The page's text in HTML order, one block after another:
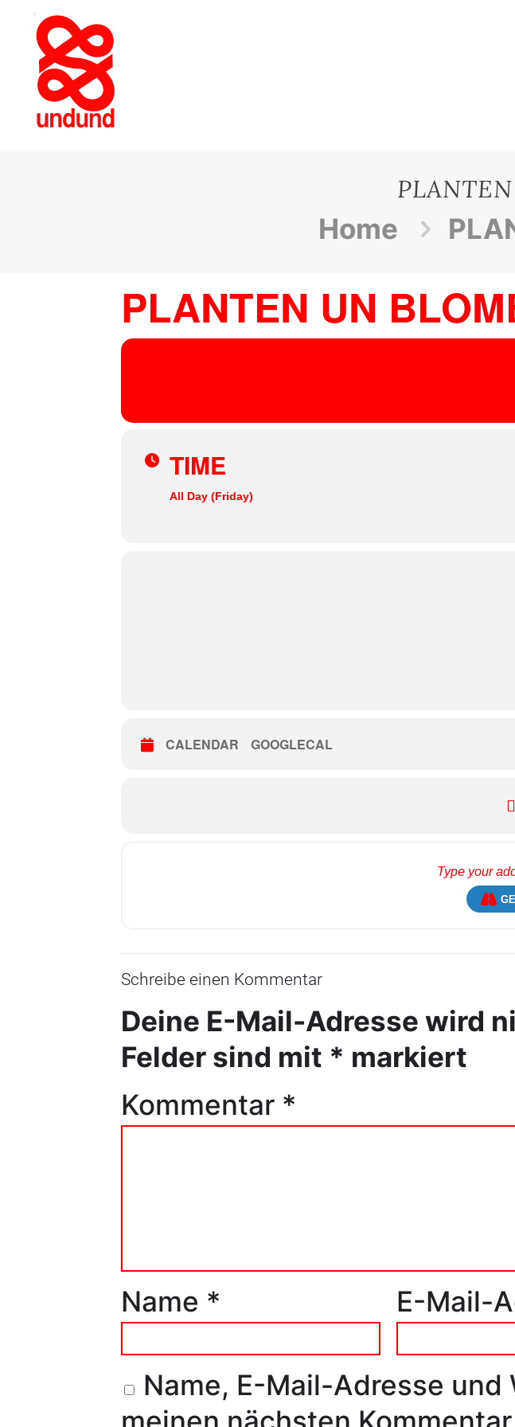
Home
PLANTEN UN
TIME
All Day (Friday)
CALENDAR GOOGLECAL
Schreibe einen Kommentar
Deine E-Mail-Adresse wird
Felder sind mit * markiert
Kommentar *
Name * E-Mail-
Name, E-Mail-Adresse